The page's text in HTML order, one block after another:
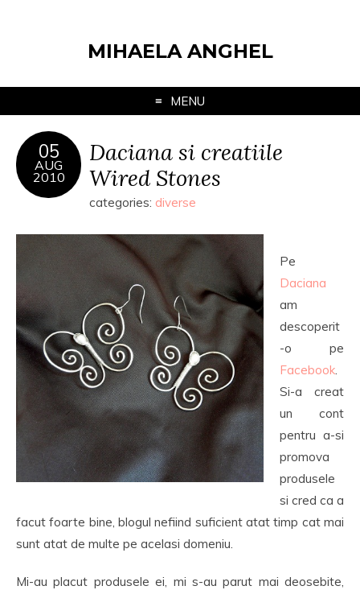
MIHAELA ANGHEL
MENU
05
AUG
2010
Daciana si creatiile
Wired Stones
categories: diverse
Pe
Daciana
am
descoperit
-o pe
Facebook.
Si-a creat
un cont
pentru a-si
promova
produsele
si cred ca a
facut foarte bine, blogul nefiind suficient atat timp cat mai
sunt atat de multe pe acelasi domeniu.
Mi-au placut produsele ei, mi s-au parut mai deosebite,